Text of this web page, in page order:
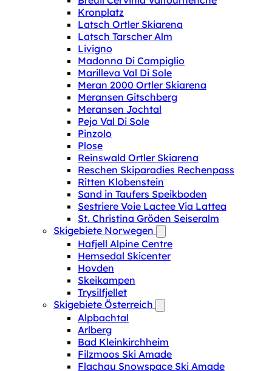
Kronplatz
Latsch Ortler Skiarena
Latsch Tarscher Alm
Livigno
Madonna Di Campiglio
Marilleva Val Di Sole
Meran 2000 Ortler Skiarena
Meransen Gitschberg
Meransen Jochtal
Pejo Val Di Sole
Pinzolo
Plose
Reinswald Ortler Skiarena
Reschen Skiparadies Rechenpass
Ritten Klobenstein
Sand in Taufers Speikboden
Sestriere Voie Lactee Via Lattea
St. Christina Gröden Seiseralm
Skigebiete Norwegen
Hafjell Alpine Centre
Hemsedal Skicenter
Hovden
Skeikampen
Trysilfjellet
Skigebiete Österreich
Alpbachtal
Arlberg
Bad Kleinkirchheim
Filzmoos Ski Amade
Flachau Snowspace Ski Amade